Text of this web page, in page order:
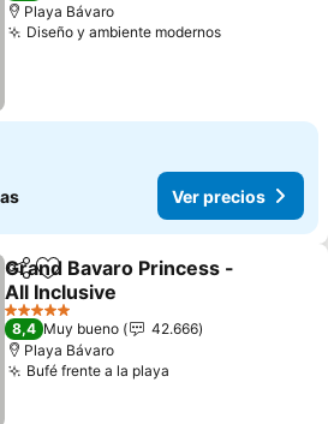
Playa Bávaro
Diseño y ambiente modernosVer precios
Ver precios
CompartirAgregar a favoritos
Grand Bavaro Princess -
All Inclusive
Ver precios
5 Estrellas
8,4 Muy bueno
42.666
Playa Bávaro
Bufé frente a la playa